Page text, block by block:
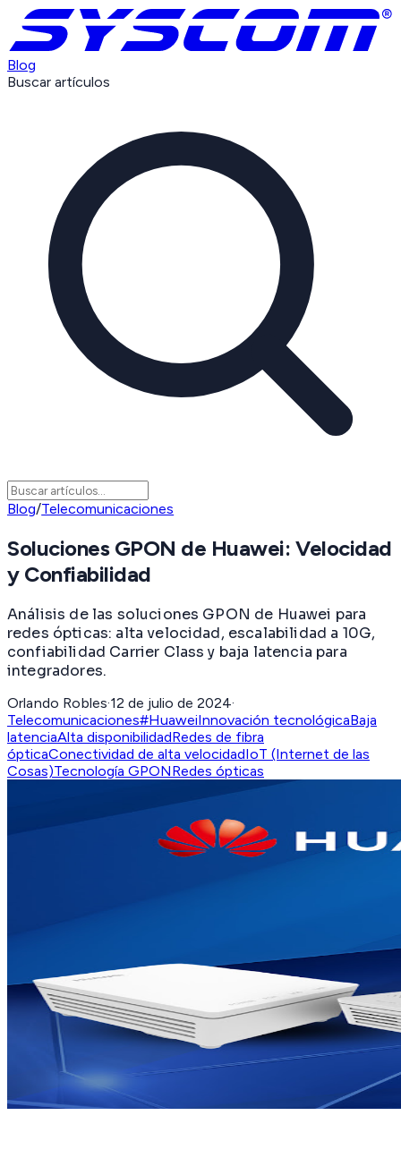
Blog
Buscar artículos
Blog/Telecomunicaciones
Soluciones GPON de Huawei: Velocidad
y Confiabilidad
Análisis de las soluciones GPON de Huawei para
redes ópticas: alta velocidad, escalabilidad a 10G,
confiabilidad Carrier Class y baja latencia para
integradores.
Orlando Robles·12 de julio de 2024·
Telecomunicaciones#HuaweiInnovación tecnológicaBaja
latenciaAlta disponibilidadRedes de fibra
ópticaConectividad de alta velocidadIoT (Internet de las
Cosas)Tecnología GPONRedes ópticas